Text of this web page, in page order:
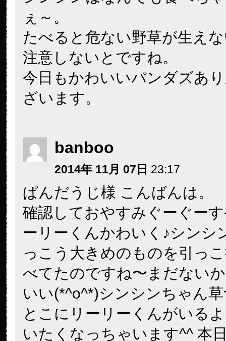
ぇ～。
たべると危ない野草が生え
注意しないとですね。
今日もかわいいパンダズあ
ざいます。
banboo
2014年 11月 07日 23:17
ぱんだうじ様 こんばんは。
確認しておやすみぐーぐー
ーリーくんかわいく♪シンシ
っこう大きめのものを引っ
べてたのですね〜まだない
いい(*^o^*)シンシンちゃん
とこにリーリーくんがいる
いたくなっちゃいます^^ 本